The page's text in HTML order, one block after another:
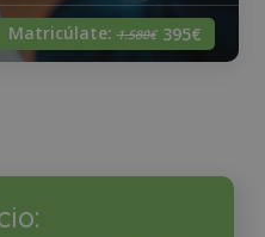
Matricúlate:1.580€ 395€